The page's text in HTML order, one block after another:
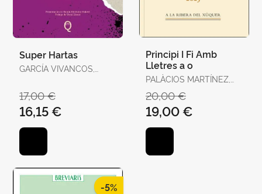
Super Hartas
GARCÍA VIVANCOS,
17,00 €
16,15 €
Principi I Fi Amb
Lletres a o
PALÀCIOS MARTÍNEZ,
20,00 €
19,00 €
-5%